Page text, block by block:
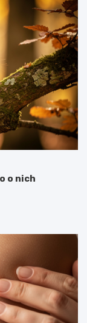
o nich